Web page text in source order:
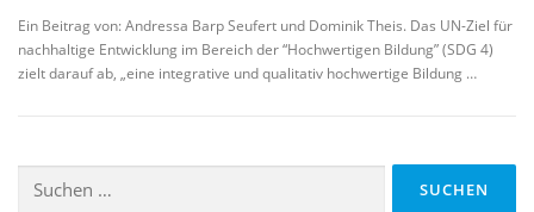
Ein Beitrag von: Andressa Barp Seufert und Dominik Theis. Das UN-Ziel für
nachhaltige Entwicklung im Bereich der “Hochwertigen Bildung” (SDG 4)
zielt darauf ab, „eine integrative und qualitativ hochwertige Bildung …
nach: